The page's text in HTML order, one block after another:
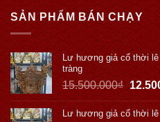
SẢN PHẨM BÁN CHẠY
Lư hương giả cổ thời
tràng
15.500.000₫
Lư hương giả cổ thời